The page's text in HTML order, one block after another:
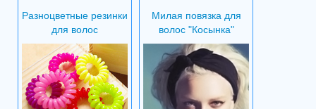
Разноцветные резинки
для волос
Милая повязка для
волос "Косынка"